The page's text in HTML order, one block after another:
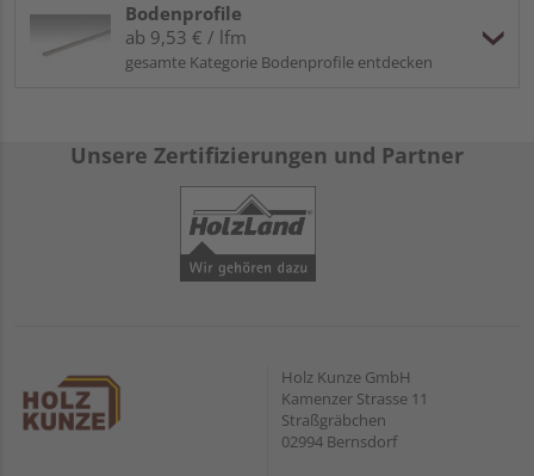
Bodenprofile
ab 9,53 € / lfm
gesamte Kategorie Bodenprofile entdecken
Unsere Zertifizierungen und Partner
Holz Kunze GmbH
Kamenzer Strasse 11
Straßgräbchen
02994 Bernsdorf